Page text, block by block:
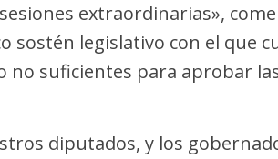
extraordinarias»,
sostén legislativo con el que
no suficientes para aprobar
diputados, y los